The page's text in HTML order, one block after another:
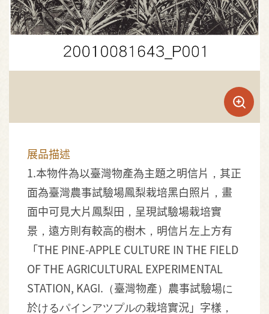
展品描述
1.本物件為以臺灣物產為主題之明信片，其正
面為臺灣農事試驗場鳳梨栽培黑白照片，畫
面中可見大片鳳梨田，呈現試驗場栽培實
景，遠方則有較高的樹木，明信片左上方有
「THE PINE-APPLE CULTURE IN THE FIELD
OF THE AGRICULTURAL EXPERIMENTAL
STATION, KAGI.（臺灣物產）農事試驗場に
於けるパインアツプルの栽培實況」字樣，